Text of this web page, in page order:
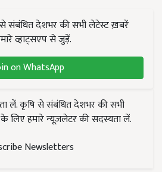
संबंधित देशभर की सभी लेटेस्ट ख़बरें
व्हाट्सएप से जुड़ें.
on WhatsApp
लें. कृषि से संबंधित देशभर की सभी
हमारे न्यूज़लेटर की सदस्यता लें.
Newsletters